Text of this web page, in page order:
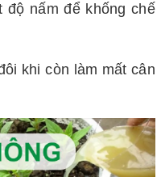
nấm để khống chế
khi còn làm mất cân